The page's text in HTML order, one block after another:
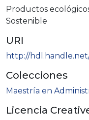
Productos
Sostenible
URI
http://
Colecciones
Maestría en
Licencia